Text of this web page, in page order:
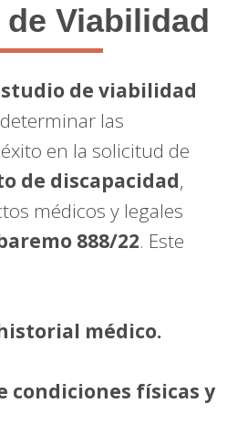
Viabilidad
de viabilidad
las
en la solicitud de
de discapacidad,
médicos y legales
888/22. Este
médico.
condiciones físicas y